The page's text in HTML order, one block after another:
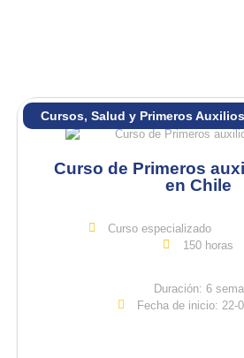
Cursos,Salud y Primeros Auxilios
Curso de Primeros
en Chile
Curso especializado
150 horas
Duración: 6
Fecha de inicio: 22-